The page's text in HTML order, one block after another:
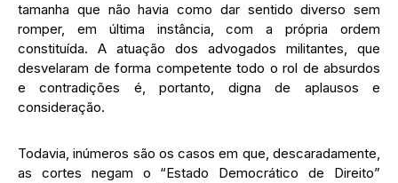
tamanha que não havia como dar sentido diverso sem
romper, em última instância, com a própria ordem
constituída. A atuação dos advogados militantes, que
desvelaram de forma competente todo o rol de absurdos
e contradições é, portanto, digna de aplausos e
consideração.
Todavia, inúmeros são os casos em que, descaradamente,
as cortes negam o “Estado Democrático de Direito”